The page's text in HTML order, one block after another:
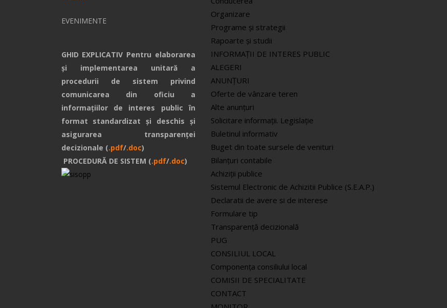
EVENIMENTE
GHID EXPLICATIV Pentru elaborarea
și implementarea unitară a
procedurii de sistem privind
comunicarea din oficiu a
informațiilor de interes public în
format standardizat și deschis și
asigurarea transparenței
decizionale (.pdf/.doc)
PROCEDURĂ DE SISTEM (.pdf/.doc)
Organizare
Programe și strategii
Rapoarte și studii
INFORMAŢII DE INTERES PUBLIC
ALEGERI
ANUNȚURI
Oferte de vânzare teren
Alte anunțuri
Solicitare informaţii. Legislaţie
Buletinul informativ
Buget din toate sursele de venituri
Bilanţuri contabile
Achiziţii publice
Sistemul Electronic de Achizitii Publice (S.E.A.P.)
Declaratii de avere si de interese
Formulare tip
Transparență decizională
PUG
CONSILIUL LOCAL
Componenţa consiliului local
COMISII DE SPECIALITATE
CONTACT